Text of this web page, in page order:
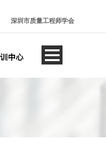
深圳市质量工程师学会